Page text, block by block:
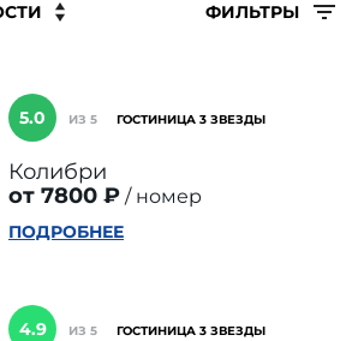
ФИЛЬТРЫ
5.0 ИЗ 5 ГОСТИНИЦА 3 ЗВЕЗДЫ
Колибри
от 7800 ₽
номер
ПОДРОБНЕЕ
4.9 ИЗ 5 ГОСТИНИЦА 3 ЗВЕЗДЫ